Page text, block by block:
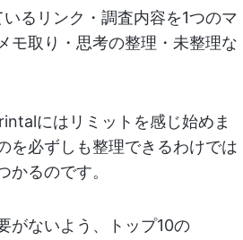
るリンク・調査内容を1つのマ
モ取り・思考の整理・未整理な
にはリミットを感じ始めま
を必ずしも整理できるわけでは
るのです。
がないよう、トップ10の